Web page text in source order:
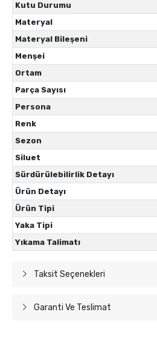
Kutu Durumu
Materyal
Materyal Bileşeni
Menşei
Ortam
Parça Sayısı
Persona
Renk
Sezon
Siluet
Sürdürülebilirlik Detayı
Ürün Detayı
Ürün Tipi
Yaka Tipi
Yıkama Talimatı
Taksit Seçenekleri
Garanti Ve Teslimat